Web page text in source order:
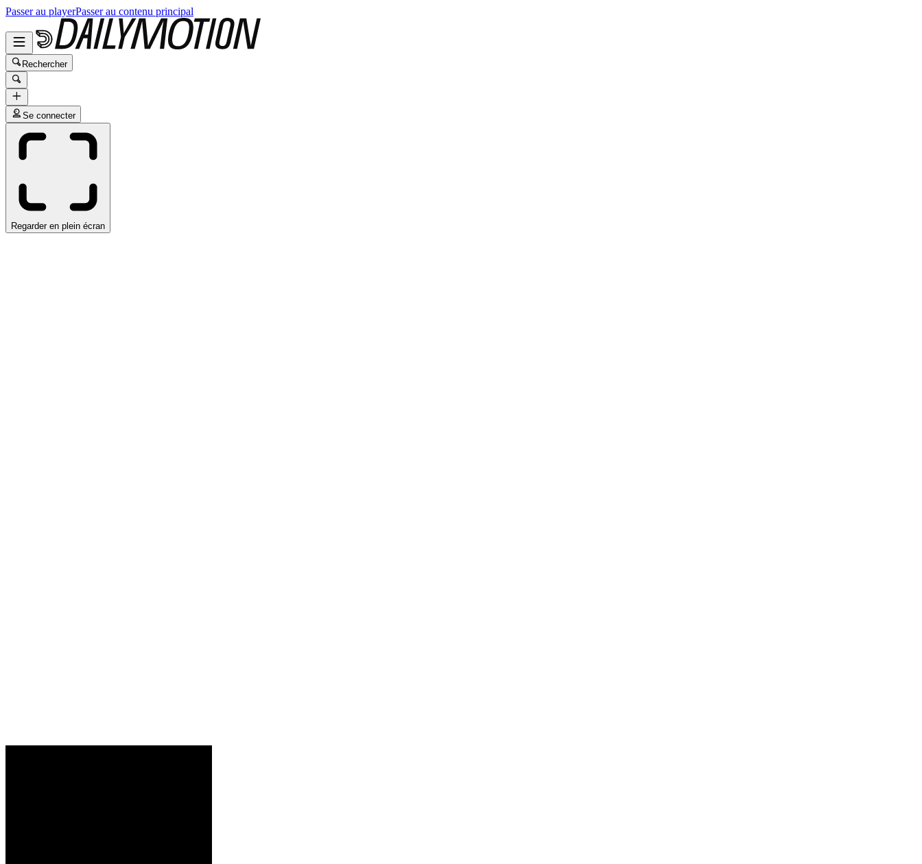
Passer au playerPasser au contenu principal
Rechercher
Se connecter
Regarder en plein écran